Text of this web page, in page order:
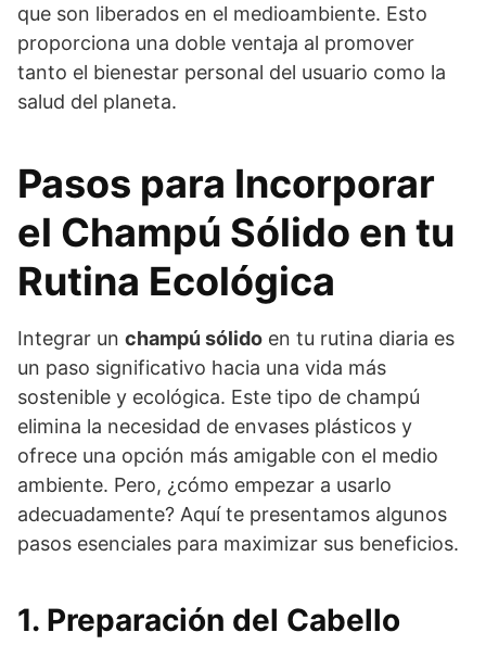
que son liberados en el medioambiente. Esto
proporciona una doble ventaja al promover
tanto el bienestar personal del usuario como la
salud del planeta.
Pasos para Incorporar
el Champú Sólido en tu
Rutina Ecológica
Integrar un champú sólido en tu rutina diaria es
un paso significativo hacia una vida más
sostenible y ecológica. Este tipo de champú
elimina la necesidad de envases plásticos y
ofrece una opción más amigable con el medio
ambiente. Pero, ¿cómo empezar a usarlo
adecuadamente? Aquí te presentamos algunos
pasos esenciales para maximizar sus beneficios.
1. Preparación del Cabello